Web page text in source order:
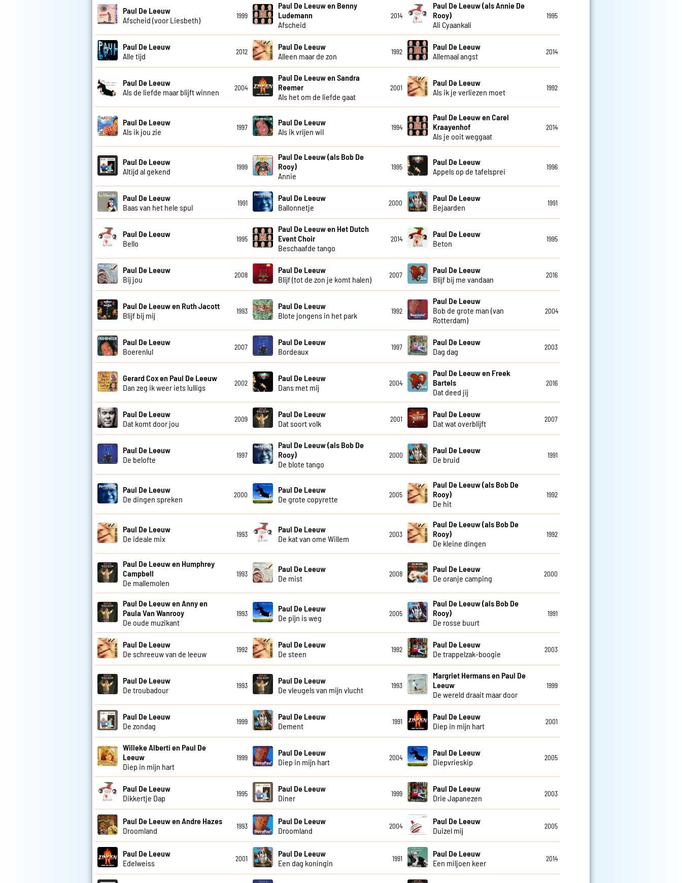
Paul De Leeuw
Afscheid (voor Liesbeth)
1999
Paul De Leeuw en Benny
Ludemann
Afscheid
2014
Paul De Leeuw (als Annie De
Rooy)
Ali Cyaankali
1995
Paul De Leeuw
Alle tijd
2012
Paul De Leeuw
Alleen maar de zon
1992
Paul De Leeuw
Allemaal angst
2014
Paul De Leeuw
Als de liefde maar blijft winnen
2004
Paul De Leeuw en Sandra
Reemer
Als het om de liefde gaat
2001
Paul De Leeuw
Als ik je verliezen moet
1992
Paul De Leeuw
Als ik jou zie
1997
Paul De Leeuw
Als ik vrijen wil
1994
Paul De Leeuw en Carel
Kraayenhof
Als je ooit weggaat
2014
Paul De Leeuw
Altijd al gekend
1999
Paul De Leeuw (als Bob De
Rooy)
Annie
1995
Paul De Leeuw
Appels op de tafelsprei
1996
Paul De Leeuw
Baas van het hele spul
1991
Paul De Leeuw
Ballonnetje
2000
Paul De Leeuw
Bejaarden
1991
Paul De Leeuw
Bello
1995
Paul De Leeuw en Het Dutch
Event Choir
Beschaafde tango
2014
Paul De Leeuw
Beton
1995
Paul De Leeuw
Bij jou
2008
Paul De Leeuw
Blijf (tot de zon je komt halen)
2007
Paul De Leeuw
Blijf bij me vandaan
2016
Paul De Leeuw en Ruth Jacott
Blijf bij mij
1993
Paul De Leeuw
Blote jongens in het park
1992
Paul De Leeuw
Bob de grote man (van
Rotterdam)
2004
Paul De Leeuw
Boerenlul
2007
Paul De Leeuw
Bordeaux
1997
Paul De Leeuw
Dag dag
2003
Gerard Cox en Paul De Leeuw
Dan zeg ik weer iets lulligs
2002
Paul De Leeuw
Dans met mij
2004
Paul De Leeuw en Freek
Bartels
Dat deed jij
2016
Paul De Leeuw
Dat komt door jou
2009
Paul De Leeuw
Dat soort volk
2001
Paul De Leeuw
Dat wat overblijft
2007
Paul De Leeuw
De belofte
1997
Paul De Leeuw (als Bob De
Rooy)
De blote tango
2000
Paul De Leeuw
De bruid
1991
Paul De Leeuw
De dingen spreken
2000
Paul De Leeuw
De grote copyrette
2005
Paul De Leeuw (als Bob De
Rooy)
De hit
1992
Paul De Leeuw
De ideale mix
1993
Paul De Leeuw
De kat van ome Willem
2003
Paul De Leeuw (als Bob De
Rooy)
De kleine dingen
1992
Paul De Leeuw en Humphrey
Campbell
De mallemolen
1993
Paul De Leeuw
De mist
2008
Paul De Leeuw
De oranje camping
2000
Paul De Leeuw en Anny en
Paula Van Wanrooy
De oude muzikant
1993
Paul De Leeuw
De pijn is weg
2005
Paul De Leeuw (als Bob De
Rooy)
De rosse buurt
1991
Paul De Leeuw
De schreeuw van de leeuw
1992
Paul De Leeuw
De steen
1992
Paul De Leeuw
De trappelzak-boogie
2003
Paul De Leeuw
De troubadour
1993
Paul De Leeuw
De vleugels van mijn vlucht
1993
Margriet Hermans en Paul De
Leeuw
De wereld draait maar door
1999
Paul De Leeuw
De zondag
1999
Paul De Leeuw
Dement
1991
Paul De Leeuw
Diep in mijn hart
2001
Willeke Alberti en Paul De
Leeuw
Diep in mijn hart
1999
Paul De Leeuw
Diep in mijn hart
2004
Paul De Leeuw
Diepvrieskip
2005
Paul De Leeuw
Dikkertje Dap
1995
Paul De Leeuw
Diner
1999
Paul De Leeuw
Drie Japanezen
2003
Paul De Leeuw en Andre Hazes
Droomland
1993
Paul De Leeuw
Droomland
2004
Paul De Leeuw
Duizel mij
2005
Paul De Leeuw
Edelweiss
2001
Paul De Leeuw
Een dag koningin
1991
Paul De Leeuw
Een miljoen keer
2014